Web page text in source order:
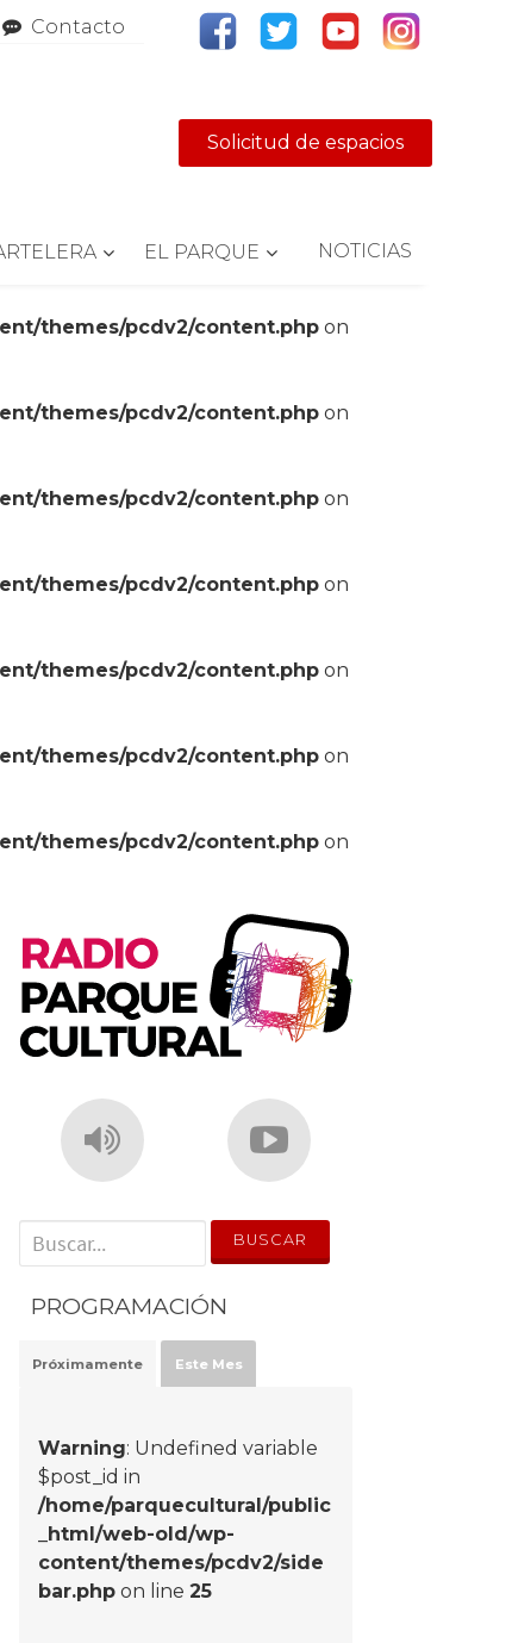
Contacto
Solicitud de espacios
EL PARQUE NOTICIAS
themes/pcdv2/content.php on
themes/pcdv2/content.php on
themes/pcdv2/content.php on
themes/pcdv2/content.php on
themes/pcdv2/content.php on
themes/pcdv2/content.php on
themes/pcdv2/content.php on
' . __('Search for:') . '
PROGRAMACIÓN
Próximamente Este Mes
Warning: Undefined variable
$post_id in
/home/parquecultural/public
_html/web-old/wp-
content/themes/pcdv2/side
bar.php on line25